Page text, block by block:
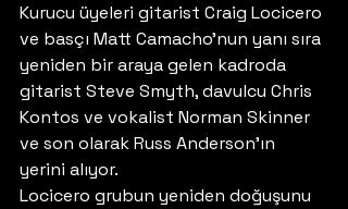
Kurucu üyeleri gitarist Craig Locicero
ve basçı Matt Camacho’nun yanı sıra
yeniden bir araya gelen kadroda
gitarist Steve Smyth, davulcu Chris
Kontos ve vokalist Norman Skinner
ve son olarak Russ Anderson’ın
yerini alıyor.
Locicero grubun yeniden doğuşunu